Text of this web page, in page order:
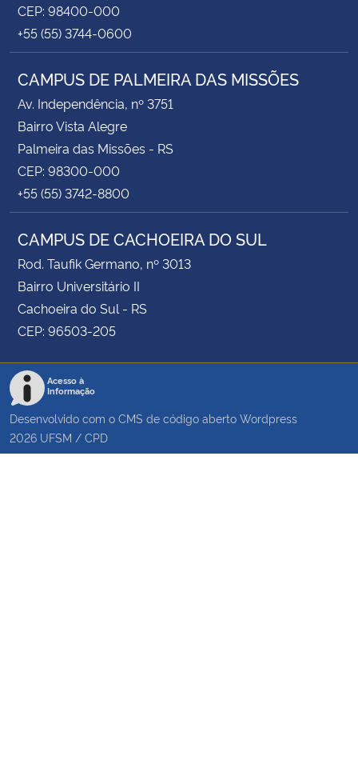
CEP: 98400-000
+55 (55) 3744-0600
CAMPUS DE PALMEIRA DAS MISSÕES
Av. Independência, nº 3751
Bairro Vista Alegre
Palmeira das Missões - RS
CEP: 98300-000
+55 (55) 3742-8800
CAMPUS DE CACHOEIRA DO SUL
Rod. Taufik Germano, nº 3013
Bairro Universitário II
Cachoeira do Sul - RS
CEP: 96503-205
Acesso à
Informação
Desenvolvido com o CMS de código aberto Wordpress
2026 UFSM / CPD